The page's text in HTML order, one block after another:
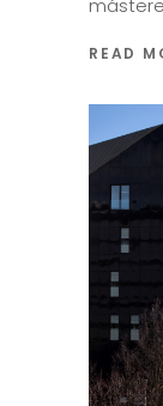
READ